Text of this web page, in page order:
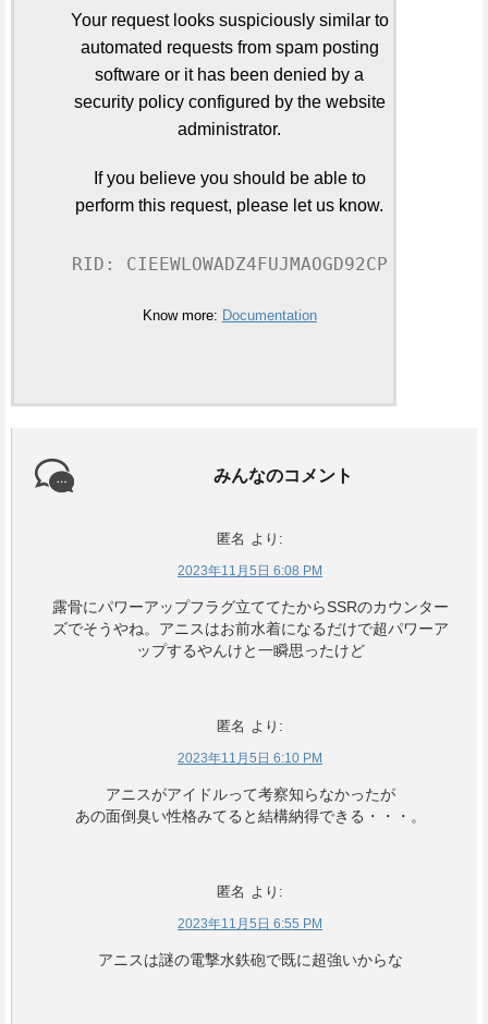
Your request looks suspiciously similar to
automated requests from spam posting
software or it has been denied by a
security policy configured by the website
administrator.
If you believe you should be able to
perform this request, please let us know.
RID: CIEEWLOWADZ4FUJMAOGD92CP
Know more: Documentation
みんなのコメント
匿名 より:
2023年11月5日 6:08 PM
露骨にパワーアップフラグ立ててたからSSRのカウンター
ズでそうやね。アニスはお前水着になるだけで超パワーア
ップするやんけと一瞬思ったけど
匿名 より:
2023年11月5日 6:10 PM
アニスがアイドルって考察知らなかったが
あの面倒臭い性格みてると結構納得できる・・・。
匿名 より:
2023年11月5日 6:55 PM
アニスは謎の電撃水鉄砲で既に超強いからな